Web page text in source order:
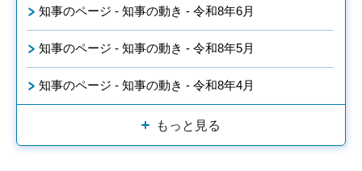
知事のページ - 知事の動き - 令和8年6月
知事のページ - 知事の動き - 令和8年5月
知事のページ - 知事の動き - 令和8年4月
もっと見る